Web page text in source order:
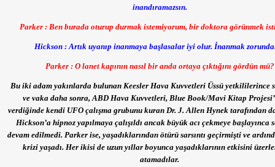
inandıramazsın.
Parker : Ben burada oturup durmak istemiyorum, bir doktora görünmek
Hickson : Artık uyanıp inanmaya başlasalar iyi olur. İnanmak
Parker : O lanet kapının nasıl bir anda ortaya çıktığını gördün mü?
Bu iki adam yakınlarda bulunan Keesler Hava Kuvvetleri Üssü yetkililerince
ve vaka daha sonra, ABD Hava Kuvvetleri, Blue Book/Mavi Kitap
verdiğinde kendi UFO çalışma grubunu kuran Dr. J. Allen Hynek tarafından
Hickson’a hipnoz yapılmaya çalışıldı ancak büyük acı çekmeye başlayınca
devam edilmedi. Parker ise, yaşadıklarından ötürü sarsıntı geçirmişti ve
krizi yaşadı. Her ikisi de uzun yıllar boyunca yaşadıklarının etkisini
atamadılar.